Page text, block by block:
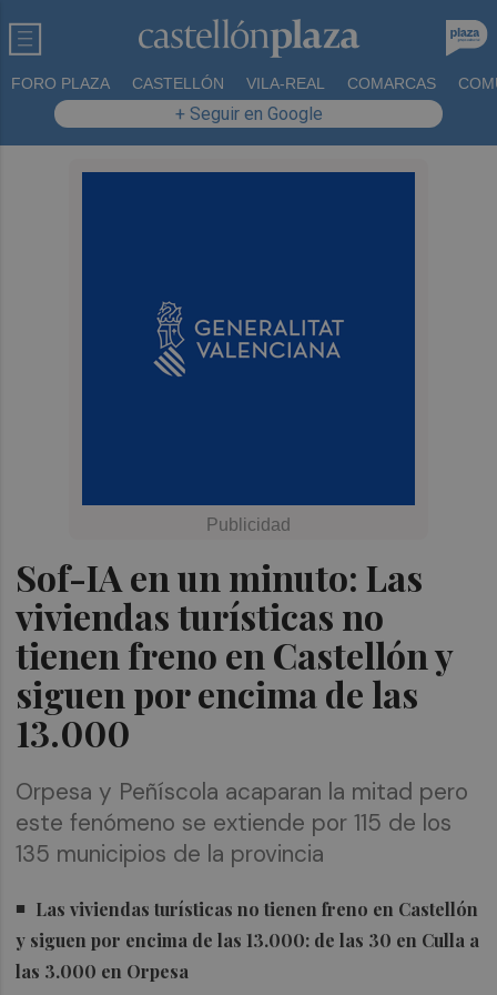
FORO PLAZA CASTELLÓN VILA-REAL COMARCAS
+ Seguir en Google
Sof-IA en un minuto: Las
viviendas turísticas no
tienen freno en Castellón y
siguen por encima de las
13.000
Orpesa y Peñíscola acaparan la mitad pero
este fenómeno se extiende por 115 de los
135 municipios de la provincia
Las viviendas turísticas no tienen freno en Castellón
y siguen por encima de las 13.000: de las 30 en Culla a
las 3.000 en Orpesa